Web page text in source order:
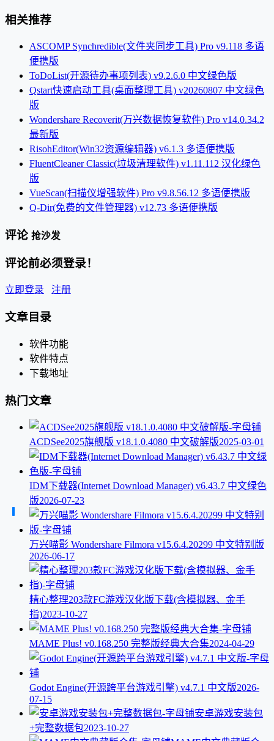
相关推荐
ASCOMP Synchredible(文件夹同步工具) Pro v9.118 多语
便携版
ToDoList(开源待办事项列表) v9.2.6.0 中文绿色版
Qstart快速启动工具(桌面整理工具) v20260807 中文绿色
版
Wondershare Recoverit(万兴数据恢复软件) Pro v14.0.34.2
最新版
RisohEditor(Win32资源编辑器) v6.1.3 多语便携版
FluentCleaner Classic(垃圾清理软件) v1.11.112 汉化绿色
版
VueScan(扫描仪增强软件) Pro v9.8.56.12 多语便携版
Q-Dir(免费的文件管理器) v12.73 多语便携版
评论 抢沙发
评论前必须登录！
立即登录 注册
文章目录
软件功能
软件特点
下载地址
热门文章
ACDSee2025旗舰版 v18.1.0.4080 中文破解版2025-03-01
IDM下载器(Internet Download Manager) v6.43.7 中文绿色
版2026-07-23
万兴喵影 Wondershare Filmora v15.6.4.20299 中文特别版
2026-06-17
精心整理203款FC游戏汉化版下载(含模拟器、金手
指)2023-10-27
MAME Plus! v0.168.250 完整版经典大合集2024-04-29
Godot Engine(开源跨平台游戏引擎) v4.7.1 中文版2026-
07-15
安卓游戏安装包
+完整数据包2023-10-27